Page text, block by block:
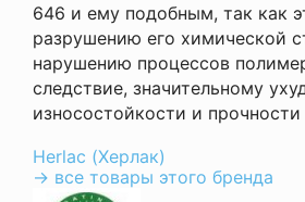
646 и ему подобным, так как
разрушению его химической
нарушению процессов
следствие, значительному
износостойкости и
Herlac (Херлак)
→ все товары этого бренда